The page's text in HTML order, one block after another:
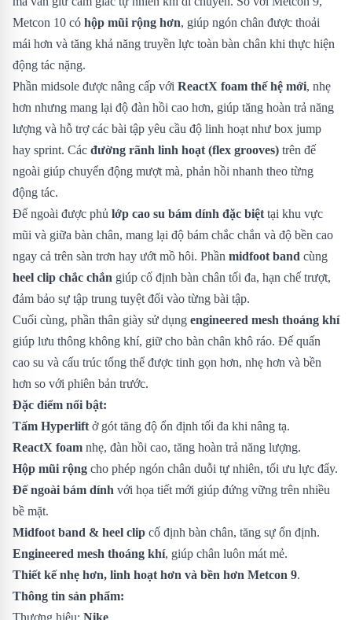
Metcon 10 có hộp mũi rộng hơn, giúp ngón chân được thoải
mái hơn và tăng khả năng truyền lực toàn bàn chân khi thực hiện
động tác nặng.
Phần midsole được nâng cấp với ReactX foam thế hệ mới, nhẹ
hơn nhưng mang lại độ đàn hồi cao hơn, giúp tăng hoàn trả năng
lượng và hỗ trợ các bài tập yêu cầu độ linh hoạt như box jump
hay sprint. Các đường rãnh linh hoạt (flex grooves) trên đế
ngoài giúp chuyển động mượt mà, phản hồi nhanh theo từng
động tác.
Đế ngoài được phủ lớp cao su bám dính đặc biệt tại khu vực
mũi và giữa bàn chân, mang lại độ bám chắc chắn và độ bền cao
ngay cả trên sàn trơn hay ướt mồ hôi. Phần midfoot band cùng
heel clip chắc chắn giúp cố định bàn chân tối đa, hạn chế trượt,
đảm bảo sự tập trung tuyệt đối vào từng bài tập.
Cuối cùng, phần thân giày sử dụng engineered mesh thoáng khí
giúp lưu thông không khí, giữ cho bàn chân khô ráo. Đế quấn
cao su và cấu trúc tổng thể được tinh gọn hơn, nhẹ hơn và bền
hơn so với phiên bản trước.
Đặc điểm nổi bật:
Tấm Hyperlift ở gót tăng độ ổn định tối đa khi nâng tạ.
ReactX foam nhẹ, đàn hồi cao, tăng hoàn trả năng lượng.
Hộp mũi rộng cho phép ngón chân duỗi tự nhiên, tối ưu lực đẩy.
Đế ngoài bám dính với họa tiết mới giúp đứng vững trên nhiều
bề mặt.
Midfoot band & heel clip cố định bàn chân, tăng sự ổn định.
Engineered mesh thoáng khí, giúp chân luôn mát mẻ.
Thiết kế nhẹ hơn, linh hoạt hơn và bền hơn Metcon 9.
Thông tin sản phẩm:
Thương hiệu: Nike